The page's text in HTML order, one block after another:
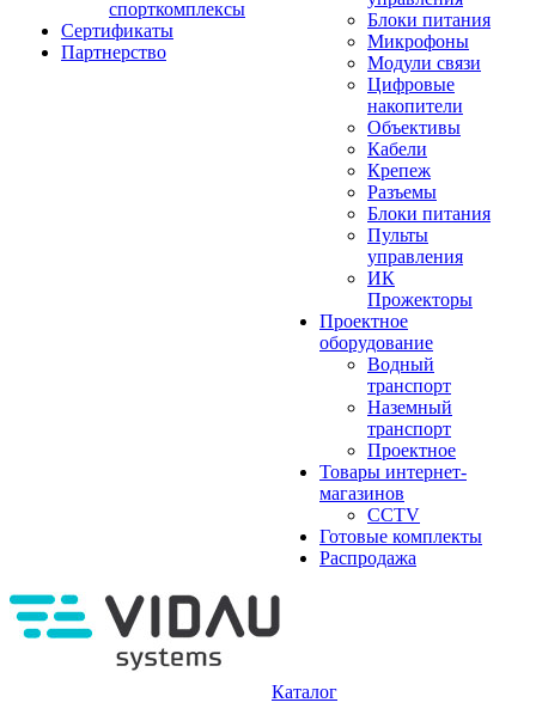
спорткомплексы
Сертификаты
Партнерство
Блоки питания
Микрофоны
Модули связи
Цифровые
накопители
Объективы
Кабели
Крепеж
Разъемы
Блоки питания
Пульты
управления
ИК
Прожекторы
Проектное
оборудование
Водный
транспорт
Наземный
транспорт
Проектное
Товары интернет-
магазинов
CCTV
Готовые комплекты
Распродажа
Каталог